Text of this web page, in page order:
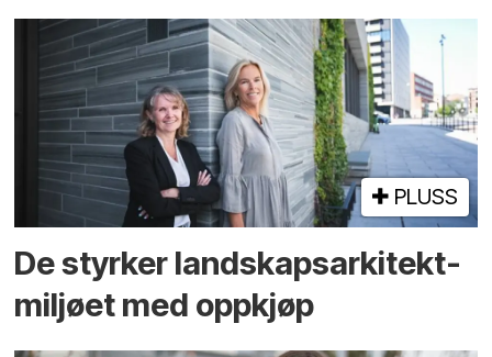
PLUSS
De styrker landskaps­arkitekt­
miljøet med oppkjøp